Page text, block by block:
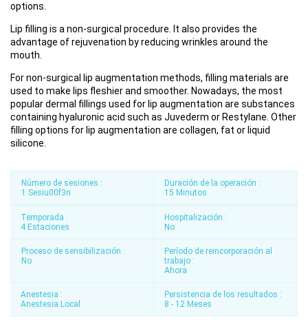
options.
Lip filling is a non-surgical procedure. It also provides the
advantage of rejuvenation by reducing wrinkles around the
mouth.
For non-surgical lip augmentation methods, filling materials are
used to make lips fleshier and smoother. Nowadays, the most
popular dermal fillings used for lip augmentation are substances
containing hyaluronic acid such as Juvederm or Restylane. Other
filling options for lip augmentation are collagen, fat or liquid
silicone.
Número de sesiones :
1 Sesiu00f3n
Duración de la operación :
15 Minutos
Temporada :
4 Estaciones
Hospitalización :
No
Proceso de sensibilización :
No
Período de reincorporación al
trabajo :
Ahora
Anestesia :
Anestesia Local
Persistencia de los resultados :
8 - 12 Meses